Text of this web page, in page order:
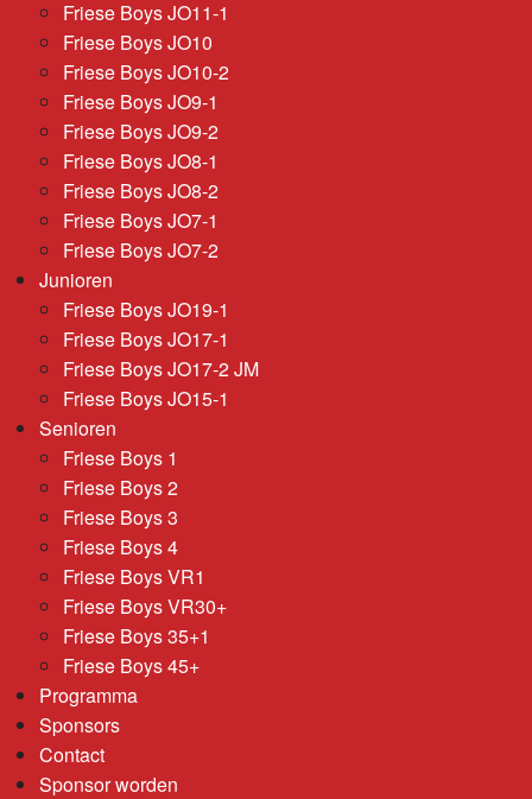
Friese Boys JO11-1
Friese Boys JO10
Friese Boys JO10-2
Friese Boys JO9-1
Friese Boys JO9-2
Friese Boys JO8-1
Friese Boys JO8-2
Friese Boys JO7-1
Friese Boys JO7-2
Junioren
Friese Boys JO19-1
Friese Boys JO17-1
Friese Boys JO17-2 JM
Friese Boys JO15-1
Senioren
Friese Boys 1
Friese Boys 2
Friese Boys 3
Friese Boys 4
Friese Boys VR1
Friese Boys VR30+
Friese Boys 35+1
Friese Boys 45+
Programma
Sponsors
Contact
Sponsor worden